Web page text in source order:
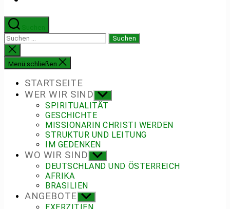
Suchen
nach:
Suche
schließen
Menü schließen
STARTSEITE
WER WIR SIND Untermenü
anzeigen
SPIRITUALITÄT
GESCHICHTE
MISSIONARIN CHRISTI WERDEN
STRUKTUR UND LEITUNG
IM GEDENKEN
WO WIR SIND
Untermenü
anzeigen
DEUTSCHLAND UND ÖSTERREICH
AFRIKA
BRASILIEN
ANGEBOTE Untermenü
anzeigen